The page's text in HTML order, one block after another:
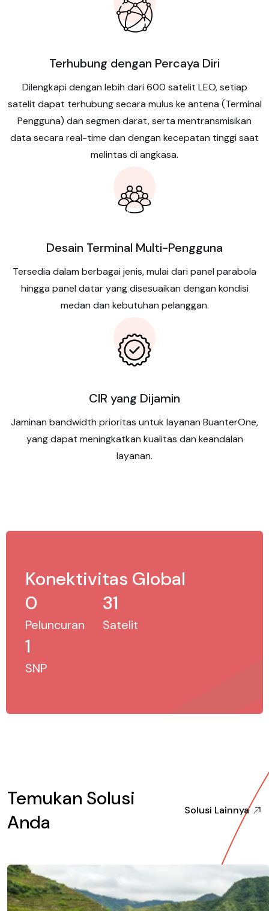
Terhubung dengan Percaya Diri
Dilengkapi dengan lebih dari 600 satelit LEO, setiap
satelit dapat terhubung secara mulus ke antena (Terminal
Pengguna) dan segmen darat, serta mentransmisikan
data secara real-time dan dengan kecepatan tinggi saat
melintas di angkasa.
Desain Terminal Multi-Pengguna
Tersedia dalam berbagai jenis, mulai dari panel parabola
hingga panel datar yang disesuaikan dengan kondisi
medan dan kebutuhan pelanggan.
CIR yang Dijamin
Jaminan bandwidth prioritas untuk layanan BuanterOne,
yang dapat meningkatkan kualitas dan keandalan
layanan.
Konektivitas Global
0
Peluncuran
31
Satelit
1
SNP
Temukan Solusi
Anda
Solusi Lainnya